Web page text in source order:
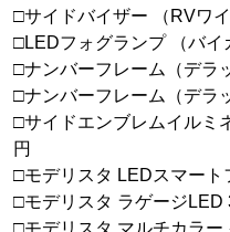
□サイドバイザー （RVワ
□LEDフォグランプ （バイ
□ナンバーフレーム（デラ
□ナンバーフレーム（デラ
□サイドエンブレムイルミ
円
□モデリスタ LEDスマート
□モデリスタ ラゲージLED
□モデリスタ マルチカラ